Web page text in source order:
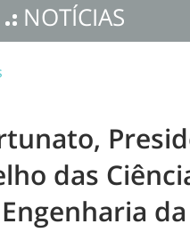
NOTÍCIAS
das
da